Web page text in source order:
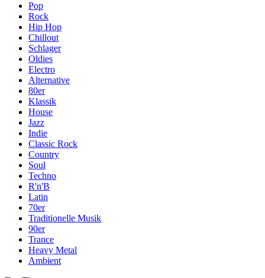
Pop
Rock
Hip Hop
Chillout
Schlager
Oldies
Electro
Alternative
80er
Klassik
House
Jazz
Indie
Classic Rock
Country
Soul
Techno
R'n'B
Latin
70er
Traditionelle Musik
90er
Trance
Heavy Metal
Ambient